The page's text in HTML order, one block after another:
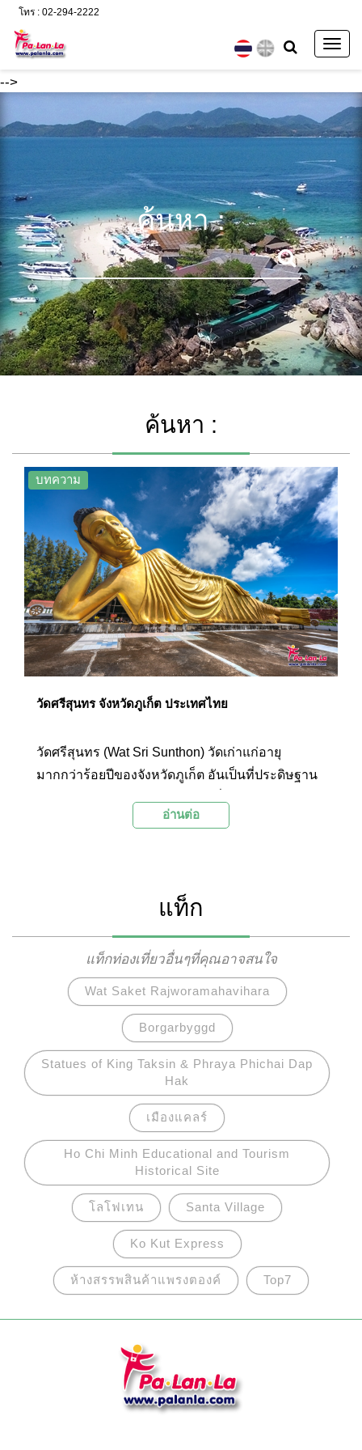
-->
โทร : 02-294-2222
ค้นหา :
ค้นหา :
บทความ
วัดศรีสุนทร จังหวัดภูเก็ต ประเทศไทย
วัดศรีสุนทร (Wat Sri Sunthon) วัดเก่าแก่อายุ
มากกว่าร้อยปีของจังหวัดภูเก็ต อันเป็นที่ประดิษฐาน
และพระพุทธลักษณ์ที่มีความแปลกตาแตกต่างจาก
อ่านต่อ
แท็ก
แท็กท่องเที่ยวอื่นๆที่คุณอาจสนใจ
Wat Saket Rajworamahavihara
Borgarbyggd
Statues of King Taksin & Phraya Phichai Dap
Hak
เมืองแคลร์
Ho Chi Minh Educational and Tourism
Historical Site
โลโฟเทน Santa Village
Ko Kut Express
ห้างสรรพสินค้าแพรงตองค์ Top7